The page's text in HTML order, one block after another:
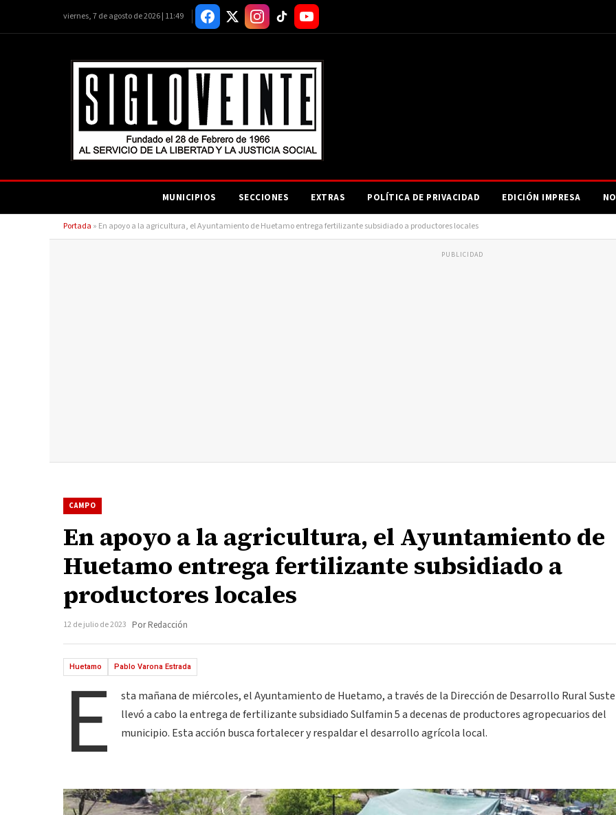
viernes, 7 de agosto de 2026 | 11:49
MUNICIPIOS SECCIONES EXTRAS POLÍTICA DE PRIVACIDAD EDICIÓN IMPRESA
Portada » En apoyo a la agricultura, el Ayuntamiento de Huetamo entrega fertilizante subsidiado a productores locales
PUBLICIDAD
CAMPO
En apoyo a la agricultura, el Ayuntamiento de
Huetamo entrega fertilizante subsidiado a
productores locales
12 de julio de 2023 Por Redacción
Huetamo Pablo Varona Estrada
E
sta mañana de miércoles, el Ayuntamiento de Huetamo, a través de la Dirección de Desarrollo Rural
llevó a cabo la entrega de fertilizante subsidiado Sulfamin 5 a decenas de productores agropecuarios del
municipio. Esta acción busca fortalecer y respaldar el desarrollo agrícola local.